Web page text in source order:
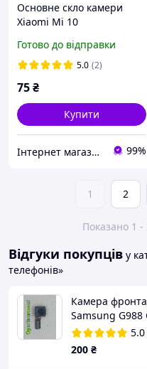
Основне скло камери
Xiaomi Mi 10
Готово до відправки
5.0 (2)
75₴
Купити
Інтернет магазин Salvador 99%
1 2
Показано 1 -
Відгуки покупців у
телефонів»
Камера
Samsung G988
Ultra оригінал
5.0
200 ₴